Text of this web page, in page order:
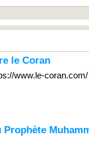
le Coran
www.le-coran.com/
Prophète